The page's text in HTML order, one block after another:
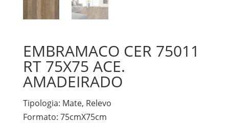
EMBRAMACO CER 75011
RT 75X75 ACE.
AMADEIRADO
Tipologia: Mate, Relevo
Formato: 75cmX75cm